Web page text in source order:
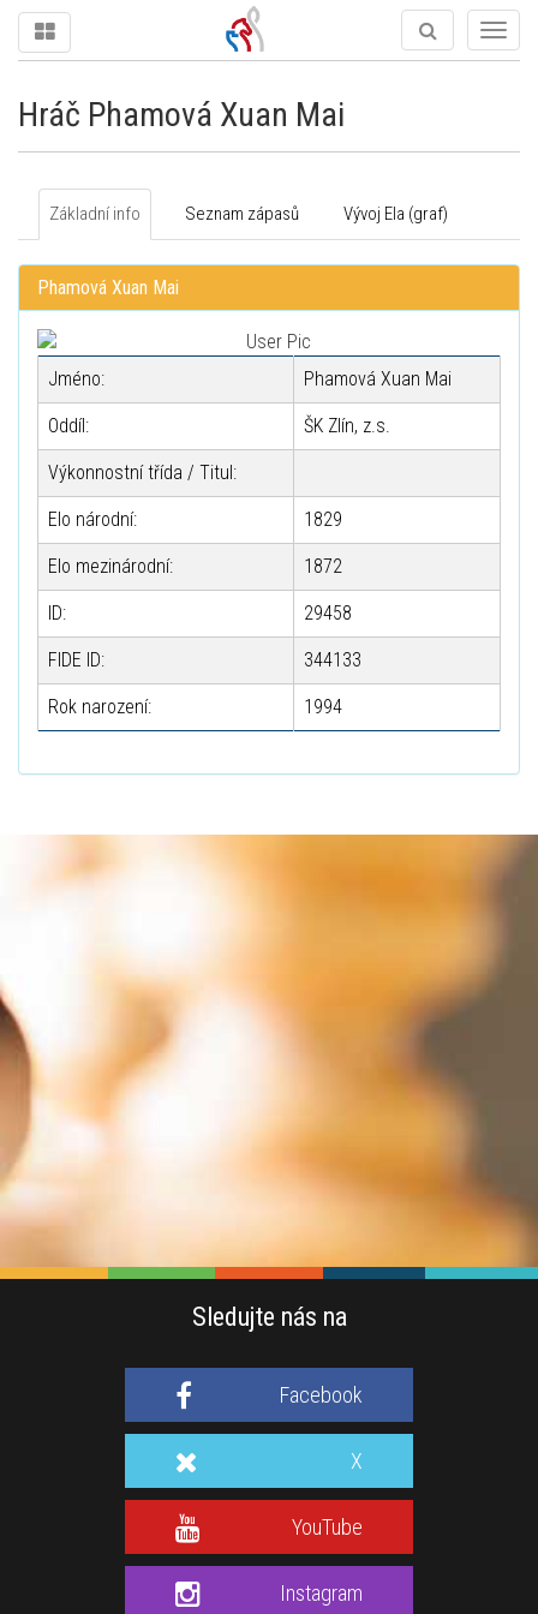
Hráč Phamová Xuan Mai
Základní info Seznam zápasů Vývoj Ela (graf)
Phamová Xuan Mai
Jméno: Phamová Xuan Mai
Oddíl: ŠK Zlín, z.s.
Výkonnostní třída / Titul:
Elo národní: 1829
Elo mezinárodní: 1872
ID: 29458
FIDE ID: 344133
Rok narození: 1994
Sledujte nás na
Facebook
X
YouTube
Instagram